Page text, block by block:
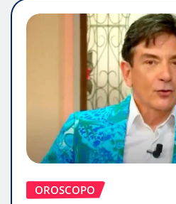
OROSCOPO